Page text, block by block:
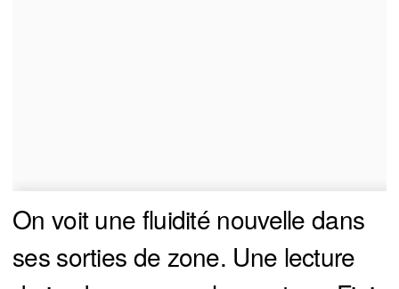
On voit une fluidité nouvelle dans
ses sorties de zone. Une lecture